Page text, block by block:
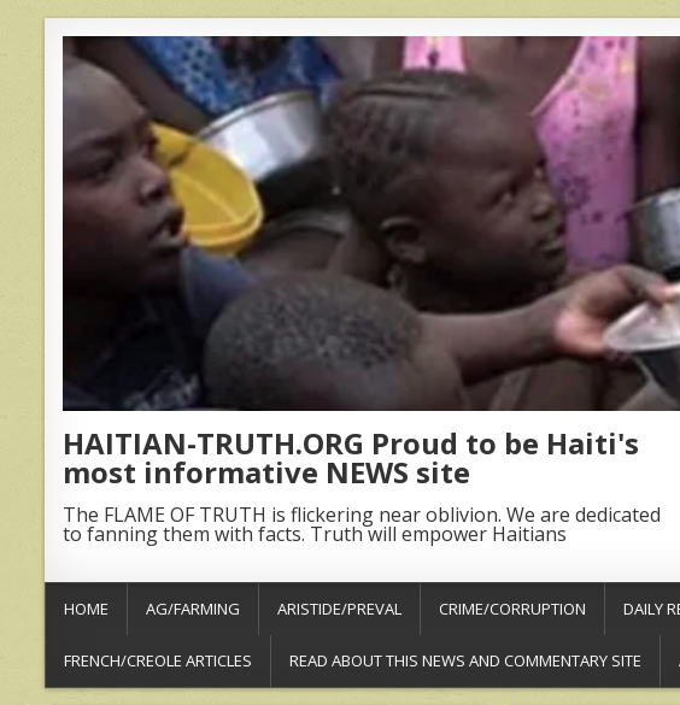
HAITIAN-TRUTH.ORG Proud to be Haiti's
most informative NEWS site
The FLAME OF TRUTH is flickering near oblivion. We are dedicated
to fanning them with facts. Truth will empower Haitians
HOME AG/FARMING ARISTIDE/PREVAL CRIME/CORRUPTION DAILY
FRENCH/CREOLE ARTICLES READ ABOUT THIS NEWS AND COMMENTARY SITE